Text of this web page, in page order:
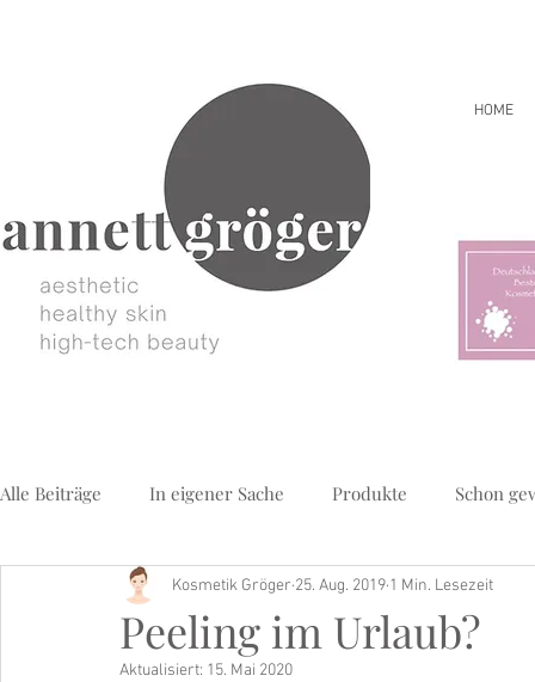
HOME
Alle Beiträge In eigener Sache Produkte Schon
Buch Tipp
Peeling im Urlaub?
Kosmetik Gröger 25. Aug. 2019 1 Min. Lesezeit
Aktualisiert: 15. Mai 2020